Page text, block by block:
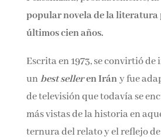
popular novela de la literatura
últimos cien años.
Escrita en 1973, se convirtió de
best seller en Irán
y fue
serie de televisión que todavía
entre las más vistas de la
La ternura del relato y el reflejo